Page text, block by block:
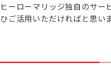
ヒーローマリッジ独自のサー
ひご活用いただければと思いま